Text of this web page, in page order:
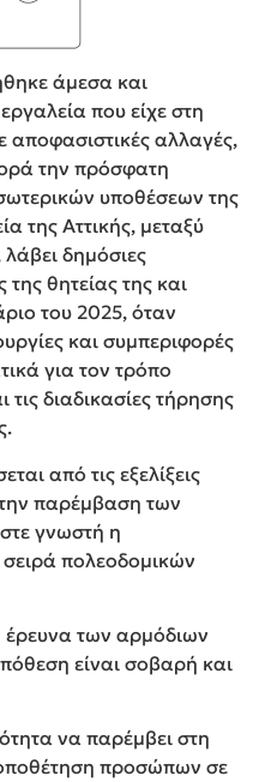
άμεσα και
που είχε στη
αλλαγές,
την πρόσφατη
υποθέσεων της
της Αττικής, μεταξύ
δημόσιες
θητείας της και
του 2025, όταν
και συμπεριφορές
για τον τρόπο
τις διαδικασίες τήρησης
από τις εξελίξεις
παρέμβαση των
γνωστή η
πολεοδομικών
έρευνα των αρμόδιων
είναι σοβαρή και
να παρέμβει στη
προσώπων σε